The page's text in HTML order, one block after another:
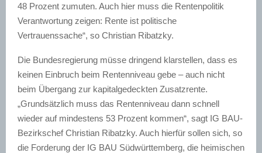
48 Prozent zumuten. Auch hier muss die Rentenpolitik
Verantwortung zeigen: Rente ist politische
Vertrauenssache“, so Christian Ribatzky.
Die Bundesregierung müsse dringend klarstellen, dass es
keinen Einbruch beim Rentenniveau gebe – auch nicht
beim Übergang zur kapitalgedeckten Zusatzrente.
„Grundsätzlich muss das Rentenniveau dann schnell
wieder auf mindestens 53 Prozent kommen“, sagt IG BAU-
Bezirkschef Christian Ribatzky. Auch hierfür sollen sich, so
die Forderung der IG BAU Südwürttemberg, die heimischen